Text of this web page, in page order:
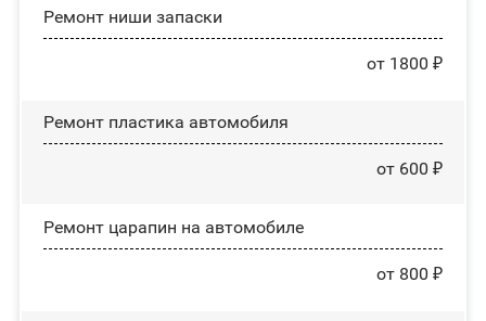
Ремонт ниши запаски
от 1800 ₽
Ремонт пластика автомобиля
от 600 ₽
Ремонт царапин на автомобиле
от 800 ₽